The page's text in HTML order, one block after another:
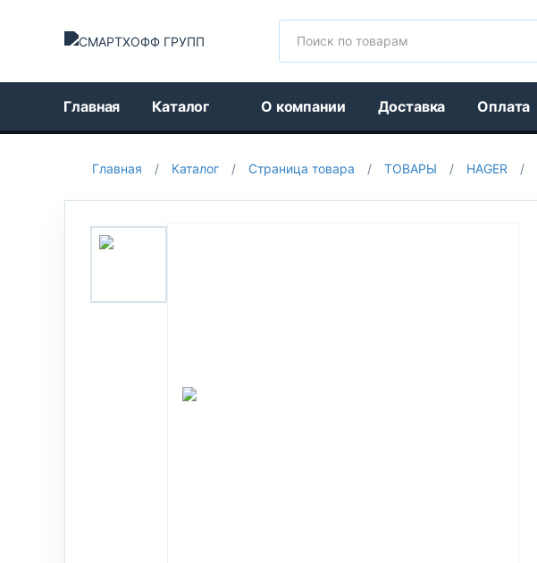
Главная Каталог О компании Доставка Оплата
Главная / Каталог / Страница товара / ТОВАРЫ / HAGER /